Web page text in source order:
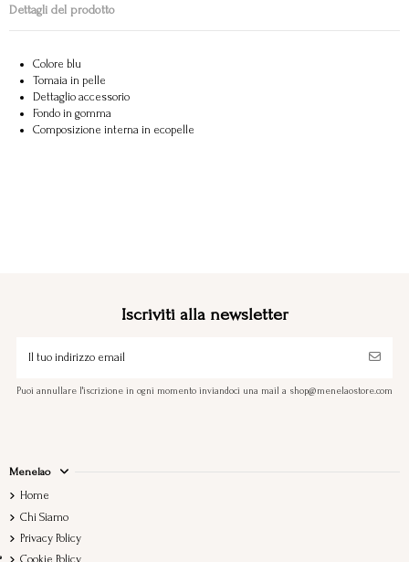
Dettagli del prodotto
Colore blu
Tomaia in pelle
Dettaglio accessorio
Fondo in gomma
Composizione interna in ecopelle
Iscriviti alla newsletter
Puoi annullare l'iscrizione in ogni momento inviandoci una mail a shop@menelaostore.com
Menelao
Home
Chi Siamo
Privacy Policy
Cookie Policy